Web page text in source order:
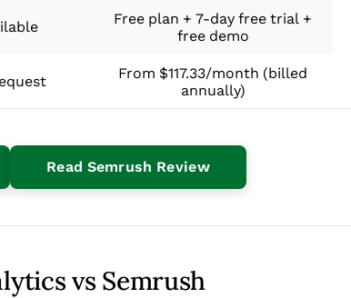
Free plan + 7-day free trial +
free demo
From $117.33/month (billed
annually)
New Window
Read Semrush ReviewOpens New Window
vs Semrush